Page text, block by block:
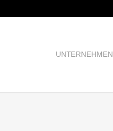
UNTERNEHMEN